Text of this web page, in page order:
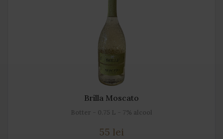
Brilla Moscato
Botter - 0.75 L - 7% alcool
55 lei